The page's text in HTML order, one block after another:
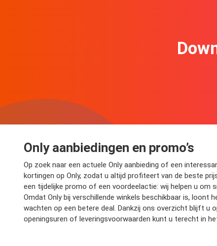
Only aanbiedingen en promo’s
Op zoek naar een actuele Only aanbieding of een
kortingen op Only, zodat u altijd profiteert van de beste
een tijdelijke promo of een voordeelactie: wij helpen u om
Omdat Only bij verschillende winkels beschikbaar is,
wachten op een betere deal. Dankzij ons overzicht blijft u
openingsuren of leveringsvoorwaarden kunt u terecht in